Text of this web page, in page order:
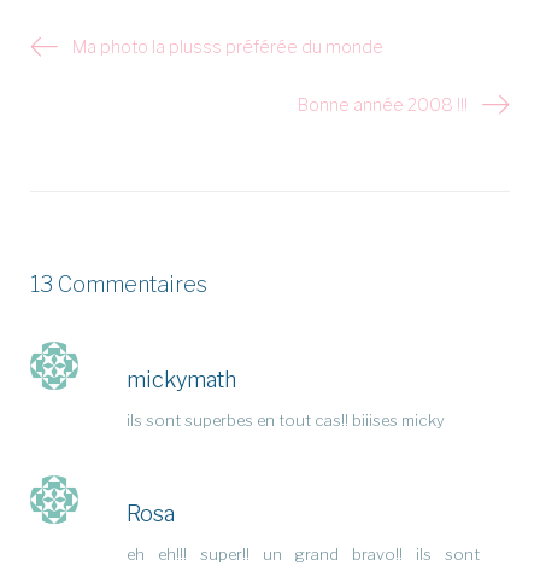
NavigationMa photo la plusss préférée du monde
Bonne année 2008 !!!
13 Commentaires
mickymath
ils sont superbes en tout cas!! biiises micky
Rosa
eh eh!!! super!! un grand bravo!! ils sont